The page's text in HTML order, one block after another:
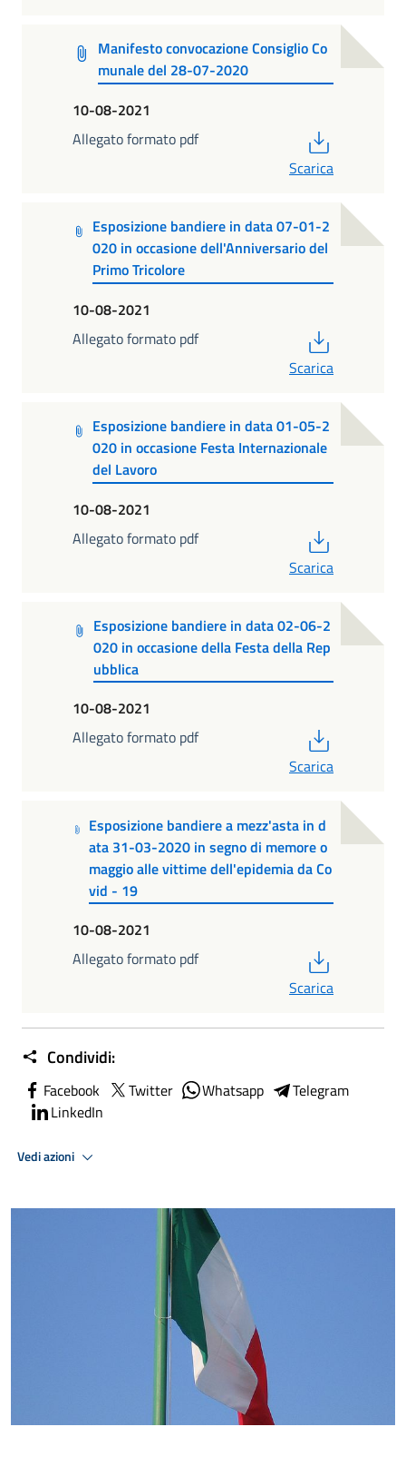
Manifesto convocazione Consiglio Co
munale del 28-07-2020
10-08-2021
Allegato formato pdf
Scarica
Esposizione bandiere in data 07-01-2
020 in occasione dell'Anniversario del
Primo Tricolore
10-08-2021
Allegato formato pdf
Scarica
Esposizione bandiere in data 01-05-2
020 in occasione Festa Internazionale
del Lavoro
10-08-2021
Allegato formato pdf
Scarica
Esposizione bandiere in data 02-06-2
020 in occasione della Festa della Rep
ubblica
10-08-2021
Allegato formato pdf
Scarica
Esposizione bandiere a mezz'asta in d
ata 31-03-2020 in segno di memore o
maggio alle vittime dell'epidemia da Co
vid - 19
10-08-2021
Allegato formato pdf
Scarica
Condividi:
Facebook Twitter Whatsapp
Telegram
LinkedIn
Vedi azioni